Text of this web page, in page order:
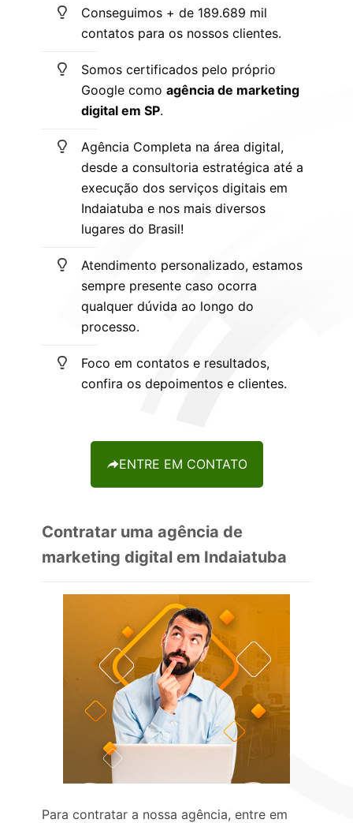
Conseguimos + de 189.689 mil
contatos para os nossos clientes.
Somos certificados pelo próprio
Google como agência de marketing
digital em SP.
Agência Completa na área digital,
desde a consultoria estratégica até a
execução dos serviços digitais em
Indaiatuba e nos mais diversos
lugares do Brasil!
Atendimento personalizado, estamos
sempre presente caso ocorra
qualquer dúvida ao longo do
processo.
Foco em contatos e resultados,
confira os depoimentos e clientes.
ENTRE EM CONTATO
Contratar uma agência de
marketing digital em Indaiatuba
Para contratar a nossa agência, entre em